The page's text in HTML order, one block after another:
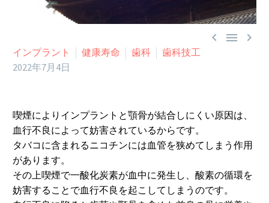
  
インプラント 健康寿命 歯科
歯科技工
2022年7月4日
喫煙によりインプラントと顎骨が結合しにくい原因は、
血行不良によって妨害されているからです。
タバコに含まれるニコチンには血管を狭めてしまう作用
があります。
その上喫煙で一酸化炭素が血中に発生し、酸素の循環を
妨害することで血行不良を起こしてしまうのです。